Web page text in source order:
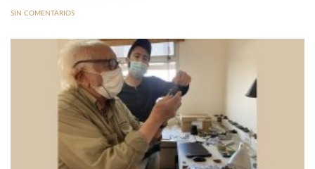
SIN COMENTARIOS